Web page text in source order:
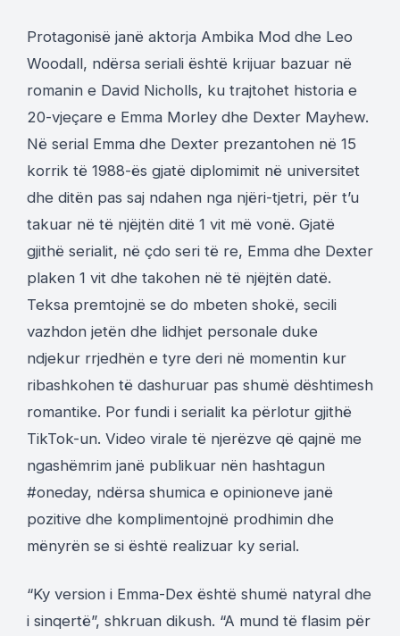
Protagonisë janë aktorja Ambika Mod dhe Leo
Woodall, ndërsa seriali është krijuar bazuar në
romanin e David Nicholls, ku trajtohet historia e
20-vjeçare e Emma Morley dhe Dexter Mayhew.
Në serial Emma dhe Dexter prezantohen në 15
korrik të 1988-ës gjatë diplomimit në universitet
dhe ditën pas saj ndahen nga njëri-tjetri, për t’u
takuar në të njëjtën ditë 1 vit më vonë. Gjatë
gjithë serialit, në çdo seri të re, Emma dhe Dexter
plaken 1 vit dhe takohen në të njëjtën datë.
Teksa premtojnë se do mbeten shokë, secili
vazhdon jetën dhe lidhjet personale duke
ndjekur rrjedhën e tyre deri në momentin kur
ribashkohen të dashuruar pas shumë dështimesh
romantike. Por fundi i serialit ka përlotur gjithë
TikTok-un. Video virale të njerëzve që qajnë me
ngashëmrim janë publikuar nën hashtagun
#oneday, ndërsa shumica e opinioneve janë
pozitive dhe komplimentojnë prodhimin dhe
mënyrën se si është realizuar ky serial.
“Ky version i Emma-Dex është shumë natyral dhe
i sinqertë”, shkruan dikush. “A mund të flasim për